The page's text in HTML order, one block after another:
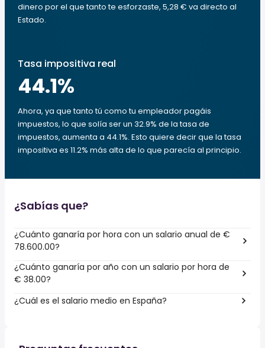
dinero por el que tanto te esforzaste, 5,28 € va directo al
Estado.
Tasa impositiva real
44.1%
Ahora, ya que tanto tú como tu empleador pagáis
impuestos, lo que solía ser un 32.9% de la tasa de
impuestos, aumenta a 44.1%. Esto quiere decir que la tasa
impositiva es 11.2% más alta de lo que parecía al principio.
¿Sabías que?
¿Cuánto ganaría por hora con un salario anual de €
78.600.00?
¿Cuánto ganaría por año con un salario por hora de
€ 38.00?
¿Cuál es el salario medio en España?